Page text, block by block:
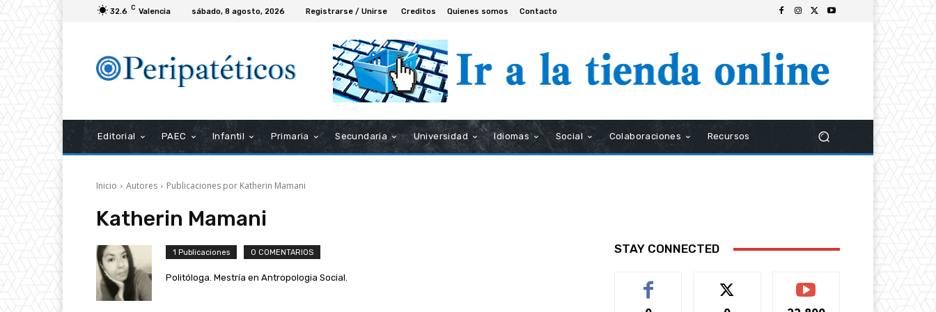
32.6 C Valencia sábado, 8 agosto, 2026 Registrarse / Unirse Creditos Quienes somos Contacto
Editorial PAEC Infantil Primaria Secundaria Universidad Idiomas Social Colaboraciones Recursos
Inicio Autores Publicaciones por Katherin Mamani
Katherin Mamani
1 Publicaciones 0 COMENTARIOS
Politóloga. Mestría en Antropologia Social.
STAY CONNECTED